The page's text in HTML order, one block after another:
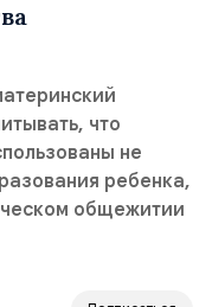
что
не
ребенка,
общежитии